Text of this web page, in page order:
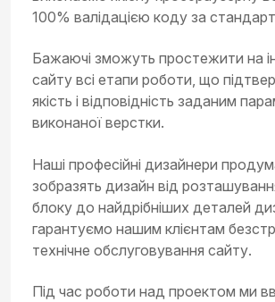
100% валідацією коду за
Бажаючі зможуть простежити на
сайту всі етапи роботи, що
якість і відповідність заданим
виконаної верстки.
Наші професійні дизайнери
зобразять дизайн від
блоку до найдрібніших деталей
гарантуємо нашим клієнтам
технічне обслуговування сайту.
Під час роботи над проектом ми